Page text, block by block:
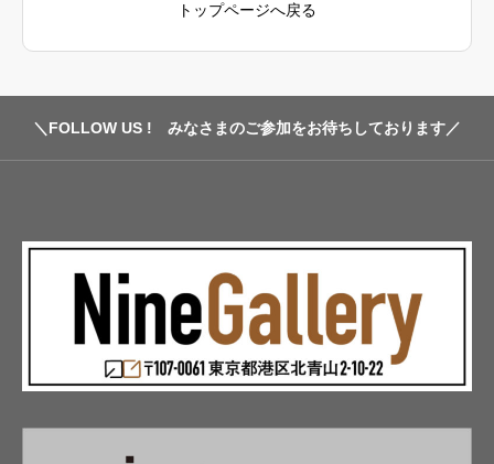
トップページへ戻る
＼FOLLOW US ! みなさまのご参加をお待ちしております／